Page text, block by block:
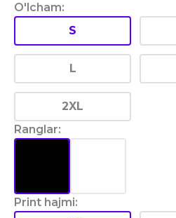
O'lcham:
S
L
2XL
Ranglar:
Print hajmi: